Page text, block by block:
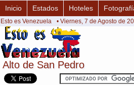
Alto de San Pedro
Alto de San Pedro
Inicio Estados Hoteles
Esto es Venezuela • Viernes, 7 de Agosto de